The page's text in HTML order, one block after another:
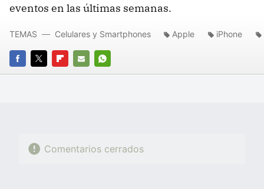
eventos en las últimas semanas.
FACEBOOK
TWITTERFLIPBOARD
E-
WHATSAPP
TEMAS Celulares y Smartphones Apple iPhone
Comentarios cerrados